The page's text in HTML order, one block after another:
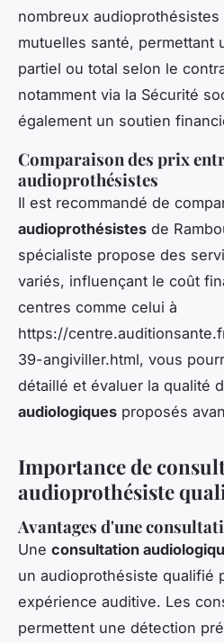
nombreux
mutuelles santé, permettant
partiel ou total selon le
notamment via la Sécurité
également un soutien
Comparaison des prix
audioprothésistes
Il est recommandé de
audioprothésistes de
spécialiste propose des
variés, influençant le coût
centres comme celui à
https://
39-angiviller.html, vous
détaillé et évaluer la qualité
audiologiques proposés
Importance de
audioprothésiste
Avantages d'une
Une consultation
un audioprothésiste qualifié
expérience auditive. Les
permettent une détection